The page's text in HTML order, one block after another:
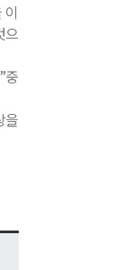
으
중
을